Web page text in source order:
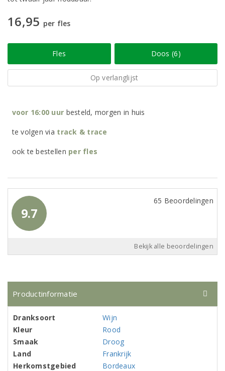
16,95 per fles
Fles Doos (6)
Op verlanglijst
voor 16:00 uur besteld, morgen in huis
te volgen via track & trace
ook te bestellen per fles
9.7
65 Beoordelingen
Bekijk alle beoordelingen
Productinformatie
Dranksoort
Wijn
Kleur
Rood
Smaak
Droog
Land
Frankrijk
Herkomstgebied
Bordeaux